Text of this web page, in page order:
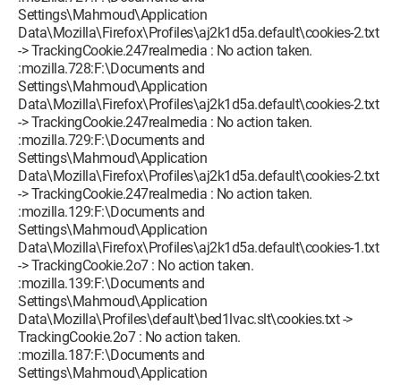
Settings\Mahmoud\Application
Data\Mozilla\Firefox\Profiles\aj2k1d5a.default\cookies-2.txt
-> TrackingCookie.247realmedia : No action taken.
:mozilla.728:F:\Documents and
Settings\Mahmoud\Application
Data\Mozilla\Firefox\Profiles\aj2k1d5a.default\cookies-2.txt
-> TrackingCookie.247realmedia : No action taken.
:mozilla.729:F:\Documents and
Settings\Mahmoud\Application
Data\Mozilla\Firefox\Profiles\aj2k1d5a.default\cookies-2.txt
-> TrackingCookie.247realmedia : No action taken.
:mozilla.129:F:\Documents and
Settings\Mahmoud\Application
Data\Mozilla\Firefox\Profiles\aj2k1d5a.default\cookies-1.txt
-> TrackingCookie.2o7 : No action taken.
:mozilla.139:F:\Documents and
Settings\Mahmoud\Application
Data\Mozilla\Profiles\default\bed1lvac.slt\cookies.txt ->
TrackingCookie.2o7 : No action taken.
:mozilla.187:F:\Documents and
Settings\Mahmoud\Application